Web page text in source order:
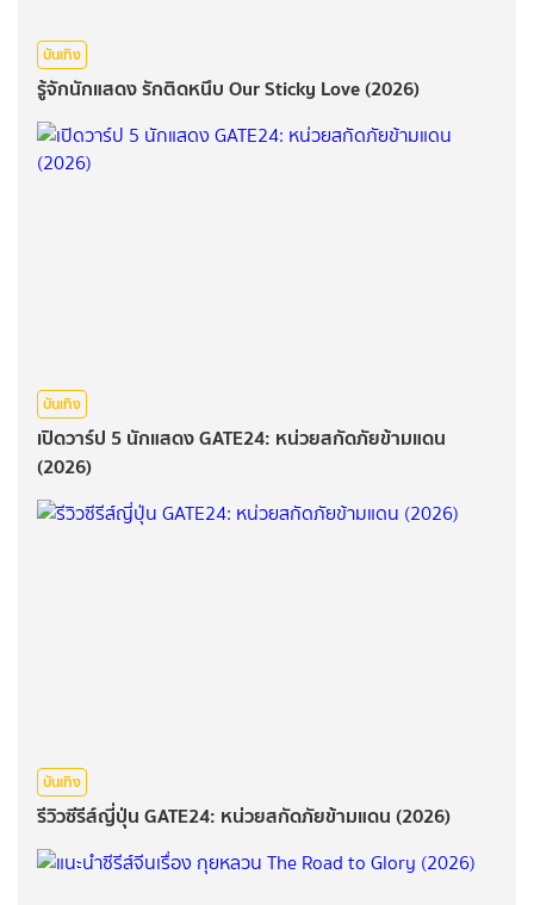
บันเทิง
รู้จักนักแสดง รักติดหนึบ Our Sticky Love (2026)
บันเทิง
เปิดวาร์ป 5 นักแสดง GATE24: หน่วยสกัดภัยข้ามแดน
(2026)
บันเทิง
รีวิวซีรีส์ญี่ปุ่น GATE24: หน่วยสกัดภัยข้ามแดน (2026)